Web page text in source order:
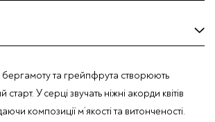
бергамоту та грейпфрута створюють
У серці звучать ніжні акорди квітів
композиції м’якості та витонченості.